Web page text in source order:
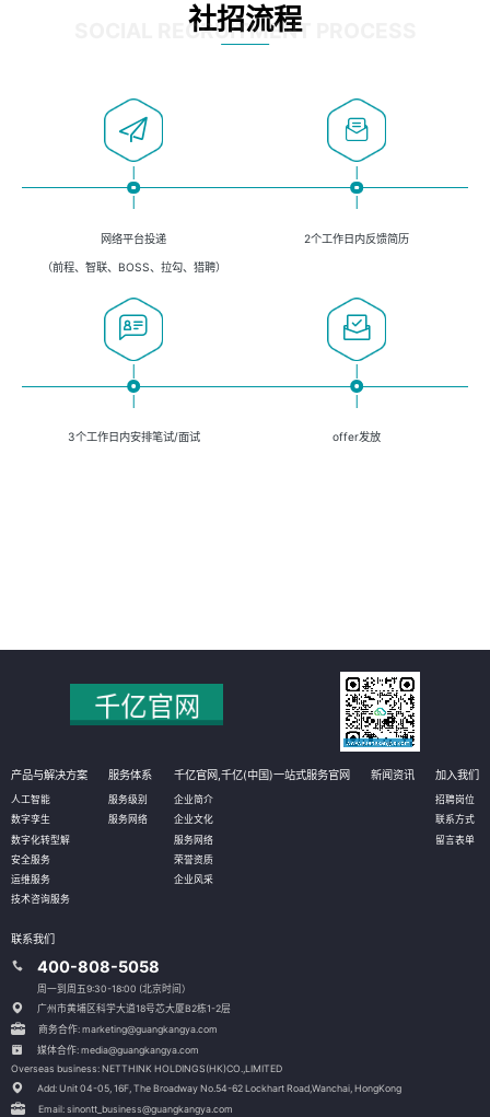
4、掌握DevOps思想、方法和流程。Jenkins工具使用；
5、掌握常见中间件配置与优化，如mysql、nginx等；
社招流程
SOCIAL RECRUITMENT PROCESS
网络平台投递
（前程、智联、BOSS、拉勾、猎聘）
2个工作日内反馈简历
3个工作日内安排笔试/面试 offer发放
产品与解决方案
人工智能
数字孪生
数字化转型解
安全服务
运维服务
技术咨询服务
服务体系
服务级别
服务网络
千亿官网,千亿(中国)一站式服务官网
企业简介
企业文化
服务网络
荣誉资质
企业风采
新闻资讯 加入我们
招聘岗位
联系方式
留言表单
联系我们
400-808-5058
周一到周五9:30-18:00 (北京时间）
广州市黄埔区科学大道18号芯大厦B2栋1-2层
商务合作: marketing@guangkangya.com
媒体合作: media@guangkangya.com
Overseas business: NETTHINK HOLDINGS(HK)CO.,LIMITED
Add: Unit 04-05, 16F, The Broadway No.54-62 Lockhart Road,Wanchai, HongKong
Email: sinontt_business@guangkangya.com